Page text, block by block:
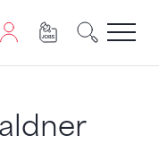
sur ce site.